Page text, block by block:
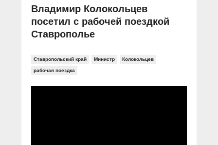
Владимир Колокольцев
посетил с рабочей поездкой
Ставрополье
Ставропольский край Министр Колокольцев
рабочая поездка